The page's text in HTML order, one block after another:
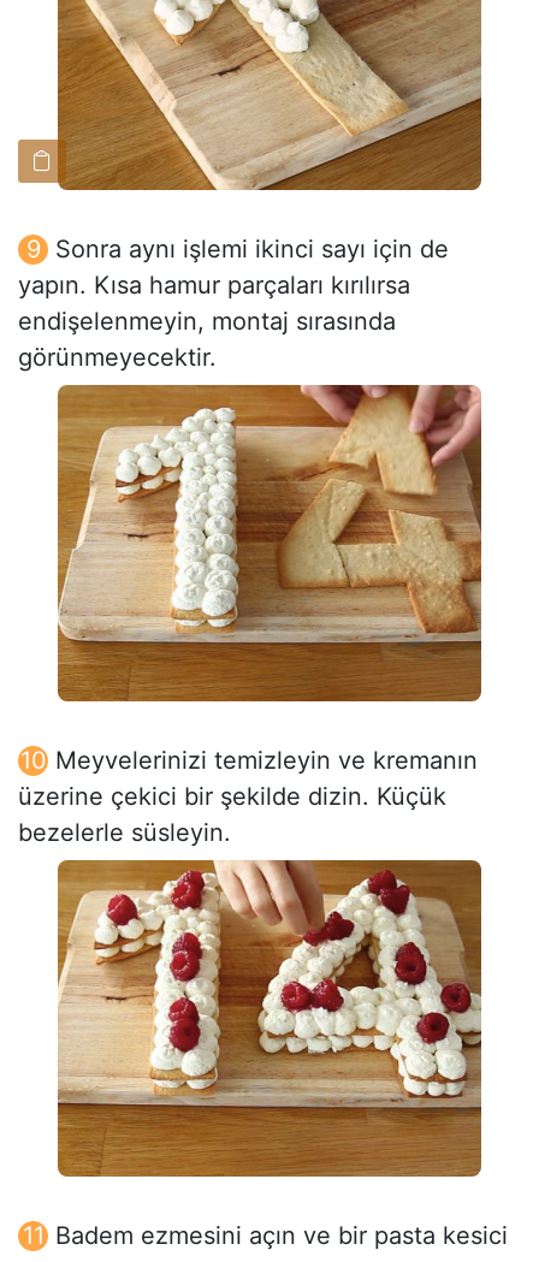
Sonra aynı işlemi ikinci sayı için de
yapın. Kısa hamur parçaları kırılırsa
endişelenmeyin, montaj sırasında
görünmeyecektir.
Meyvelerinizi temizleyin ve kremanın
üzerine çekici bir şekilde dizin. Küçük
bezelerle süsleyin.
Badem ezmesini açın ve bir pasta kesici